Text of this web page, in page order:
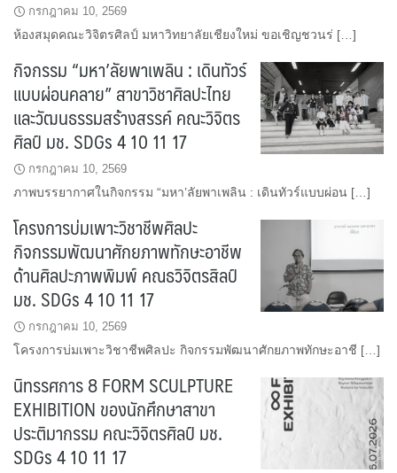
กรกฎาคม 10, 2569
ห้องสมุดคณะวิจิตรศิลป์ มหาวิทยาลัยเชียงใหม่ ขอเชิญชวนร่ […]
กิจกรรม “มหา’ลัยพาเพลิน : เดินทัวร์
แบบผ่อนคลาย” สาขาวิชาศิลปะไทย
และวัฒนธรรมสร้างสรรค์ คณะวิจิตร
ศิลป์ มช. SDGs 4 10 11 17
กรกฎาคม 10, 2569
ภาพบรรยากาศในกิจกรรม “มหา’ลัยพาเพลิน : เดินทัวร์แบบผ่อน […]
โครงการบ่มเพาะวิชาชีพศิลปะ
กิจกรรมพัฒนาศักยภาพทักษะอาชีพ
ด้านศิลปะภาพพิมพ์ คณธวิจิตรสิลป์
มช. SDGs 4 10 11 17
กรกฎาคม 10, 2569
โครงการบ่มเพาะวิชาชีพศิลปะ กิจกรรมพัฒนาศักยภาพทักษะอาชี […]
นิทรรศการ 8 FORM SCULPTURE
EXHIBITION ของนักศึกษาสาขา
ประติมากรรม คณะวิจิตรศิลป์ มช.
SDGs 4 10 11 17